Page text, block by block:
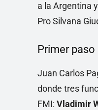
a la Argentina
Pro Silvana
Primer paso
Juan Carlos
donde tres
FMI: Vladimir